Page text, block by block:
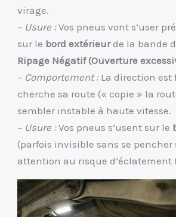
virage.
– Usure :Vos pneus vont s’user
sur le bord extérieurde la bande
Ripage Négatif (Ouverture
– Comportement :La direction est
cherche sa route (« copie » la
sembler instable à haute vitesse.
– Usure :Vos pneus s’usent sur le
(parfois invisible sans se pencher
attention au risque d’éclatement